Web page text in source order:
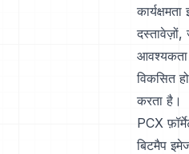
आवश्यकता
विकसित
करता है।
PCX
बिटमैप